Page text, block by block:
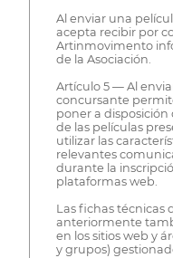
Al enviar una
acepta recibir por
Artinmovimento
de la Asociación.
Artículo 5 — Al
concursante
poner a disposición
de las películas
utilizar las
relevantes
durante la
plataformas web.
Las fichas técnicas
anteriormente
en los sitios web y
y grupos)